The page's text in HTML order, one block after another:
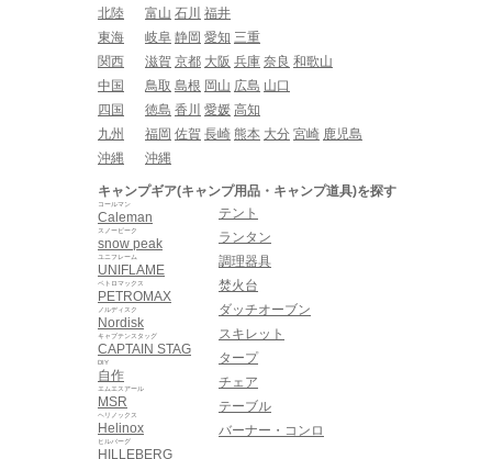
北陸
富山 石川 福井
東海
岐阜 静岡 愛知 三重
関西
滋賀 京都 大阪 兵庫 奈良 和歌山
中国
鳥取 島根 岡山 広島 山口
四国
徳島 香川 愛媛 高知
九州
福岡 佐賀 長崎 熊本 大分 宮崎 鹿児島
沖縄
沖縄
キャンプギア(キャンプ用品・キャンプ道具)を探す
Caleman
コールマン
snow peak
スノーピーク
UNIFLAME
ユニフレーム
PETROMAX
ペトロマックス
Nordisk
ノルディスク
CAPTAIN STAG
キャプテンスタッグ
自作
DIY
MSR
エムエスアール
Helinox
ヘリノックス
HILLEBERG
ヒルバーグ
テント
ランタン
調理器具
焚火台
ダッチオーブン
スキレット
タープ
チェア
テーブル
バーナー・コンロ